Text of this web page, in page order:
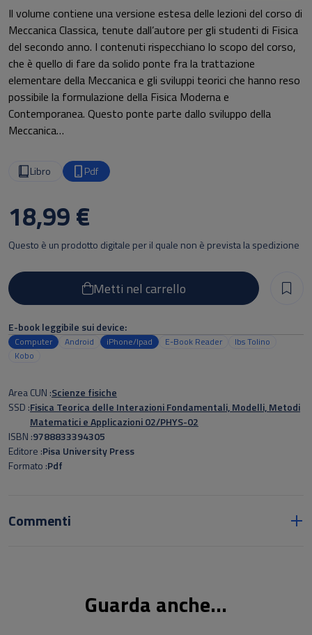
Il volume contiene una versione estesa delle lezioni del corso di
Meccanica Classica, tenute dall’autore per gli studenti di Fisica
del secondo anno. I contenuti rispecchiano lo scopo del corso,
che è quello di fare da solido ponte fra la trattazione
elementare della Meccanica e gli sviluppi teorici che hanno reso
possibile la formulazione della Fisica Moderna e
Contemporanea. Questo ponte parte dallo sviluppo della
Meccanica
agli aspetti che riguardano le simmetrie, passa attraverso la
Meccanica Relativistica e si chiude con la costruzione della
Meccanica Quantistica. La trattazione teorica è accompagnata
da vari esempi e problemi, a volte legati ad aspetti
fenomenologici o sperimentali di rilievo, che vengono risolti e
approfondire gli strumenti teorici sviluppati nel testo.
Libro Pdf
18,99 €
Metti nel carrello
Questo è un prodotto digitale per il quale non è prevista la spedizione
E-book leggibile sui device:
Computer Android iPhone/Ipad E-Book Reader
Ibs Tolino
Kobo
Area CUN Scienze fisiche
SSD Fisica Teorica delle Interazioni Fondamentali, Modelli, Metodi
Matematici e Applicazioni 02/PHYS-02
ISBN 9788833394305
Editore Pisa University Press
Formato Pdf
Commenti
Guarda anche...